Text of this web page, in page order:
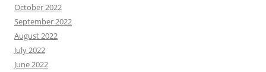
October 2022
September 2022
August 2022
July 2022
June 2022